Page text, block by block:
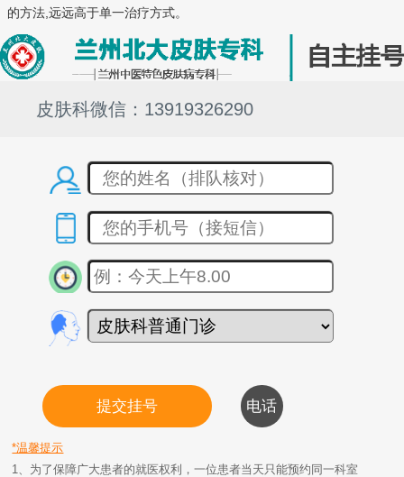
的方法,远远高于单一治疗方式。
皮肤科微信：13919326290
*温馨提示
1、为了保障广大患者的就医权利，一位患者当天只能预约同一科室